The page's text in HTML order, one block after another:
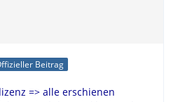
Beitrag
=> alle erschienen